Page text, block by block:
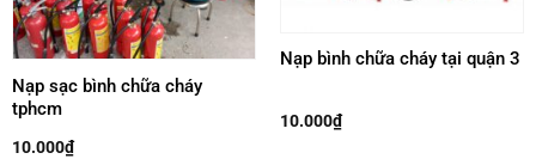
Nạp sạc bình chữa cháy
tphcm
10.000₫
Nạp bình chữa cháy tại quận 3
10.000₫